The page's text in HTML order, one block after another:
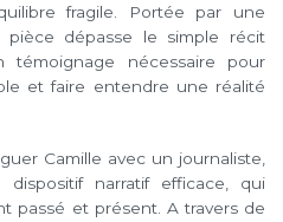
fragile. Portée par une
pièce dépasse le simple récit
témoignage nécessaire pour
et faire entendre une réalité
Camille avec un journaliste,
narratif efficace, qui
passé et présent. A travers de